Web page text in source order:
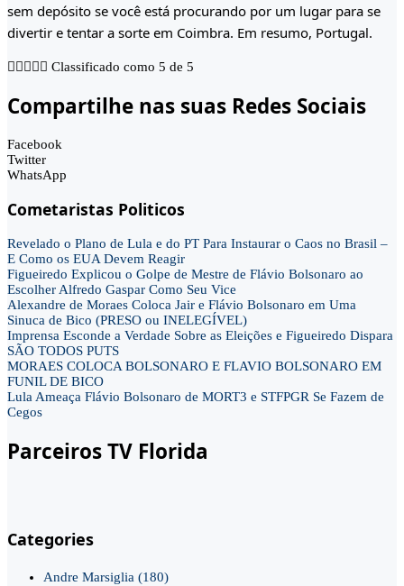
sem depósito se você está procurando por um lugar para se
divertir e tentar a sorte em Coimbra. Em resumo, Portugal.
     Classificado como 5 de 5
Compartilhe nas suas Redes Sociais
Facebook
Twitter
WhatsApp
Cometaristas Politicos
Revelado o Plano de Lula e do PT Para Instaurar o Caos no Brasil –
E Como os EUA Devem Reagir
Figueiredo Explicou o Golpe de Mestre de Flávio Bolsonaro ao
Escolher Alfredo Gaspar Como Seu Vice
Alexandre de Moraes Coloca Jair e Flávio Bolsonaro em Uma
Sinuca de Bico (PRESO ou INELEGÍVEL)
Imprensa Esconde a Verdade Sobre as Eleições e Figueiredo Dispara
SÃO TODOS PUTS
MORAES COLOCA BOLSONARO E FLAVIO BOLSONARO EM
FUNIL DE BICO
Lula Ameaça Flávio Bolsonaro de MORT3 e STFPGR Se Fazem de
Cegos
Parceiros TV Florida
Categories
Andre Marsiglia (180)